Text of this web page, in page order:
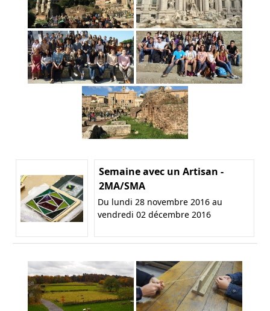
Semaine avec un Artisan -
2MA/SMA
Du lundi 28 novembre 2016 au
vendredi 02 décembre 2016